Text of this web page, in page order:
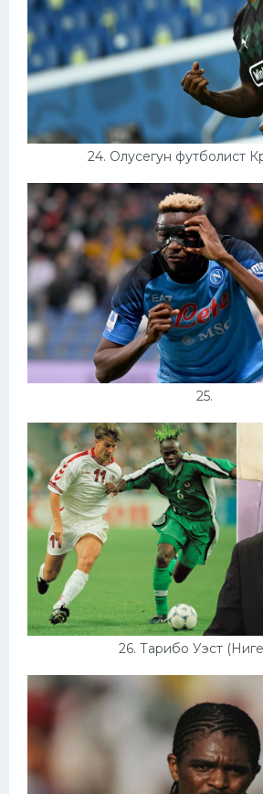
24. Олусегун футболист
25.
26. Тарибо Уэст